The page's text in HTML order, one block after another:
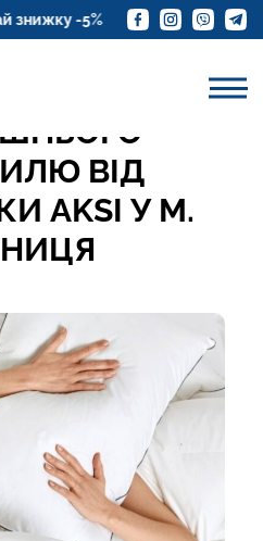
-5% Замовте доставку
ВІД
AKSI У М.